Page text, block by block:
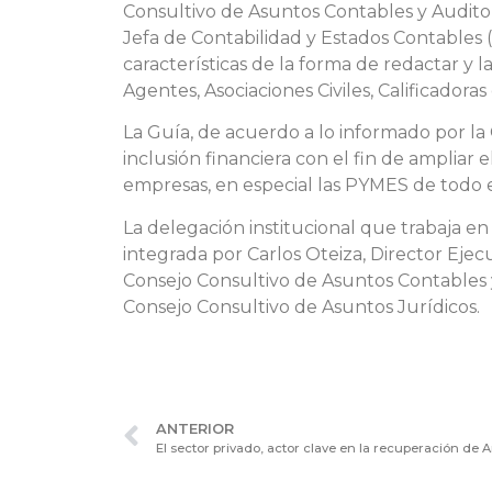
Consultivo de Asuntos Contables y
Jefa de Contabilidad y Estados Contables
características de la forma de redactar y
Agentes, Asociaciones Civiles,
La Guía, de acuerdo a lo informado por
inclusión financiera con el fin de ampliar
empresas, en especial las PYMES de
La delegación institucional que trabaja
integrada por Carlos Oteiza, Director
Consejo Consultivo de Asuntos
Consejo Consultivo de Asuntos Jurídicos.
ANTERIOR
El sector privado, actor clave en la recuperación de